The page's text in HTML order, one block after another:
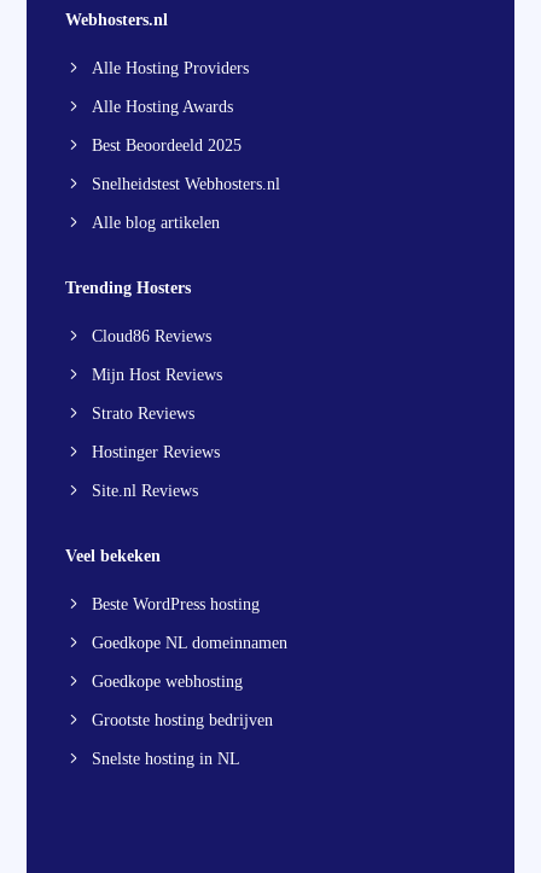
Webhosters.nl
Alle Hosting Providers
Alle Hosting Awards
Best Beoordeeld 2025
Snelheidstest Webhosters.nl
Alle blog artikelen
Trending Hosters
Cloud86 Reviews
Mijn Host Reviews
Strato Reviews
Hostinger Reviews
Site.nl Reviews
Veel bekeken
Beste WordPress hosting
Goedkope NL domeinnamen
Goedkope webhosting
Grootste hosting bedrijven
Snelste hosting in NL